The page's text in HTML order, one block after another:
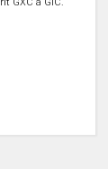
GXC a GIC.